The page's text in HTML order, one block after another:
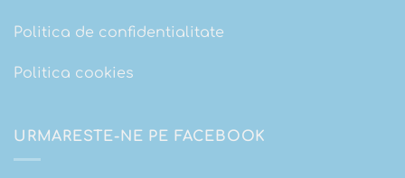
Politica de confidentialitate
Politica cookies
URMARESTE-NE PE FACEBOOK